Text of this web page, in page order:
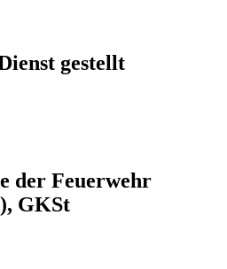
gestellt
der Feuerwehr
GKSt